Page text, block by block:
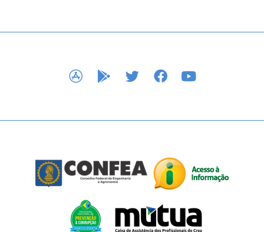
APP STOREGOOGLE PLAY
TWITTERFACEBOOK